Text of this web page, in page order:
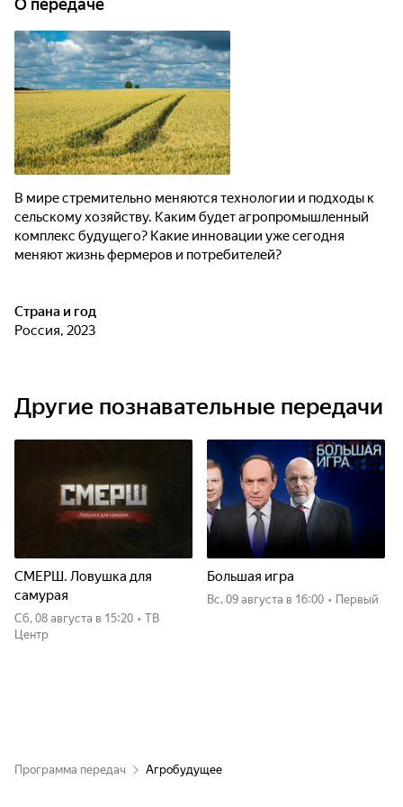
меняют жизнь фермеров и потребителей?
О передаче
В мире стремительно меняются технологии и подходы к
сельскому хозяйству. Каким будет агропромышленный
комплекс будущего? Какие инновации уже сегодня
меняют жизнь фермеров и потребителей?
Страна и год
Россия, 2023
Другие познавательные передачи
СМЕРШ. Ловушка для
самурая
сб, 08 августа в 15:20 • ТВ
Центр
Большая игра
вс, 09 августа в 16:00 • Первый
Программа передач Агробудущее